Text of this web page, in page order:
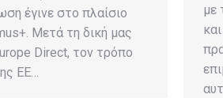
έγινε στο πλαίσιο
Μετά τη δική μας
Direct, τον τρόπο
ΕΕ…
με